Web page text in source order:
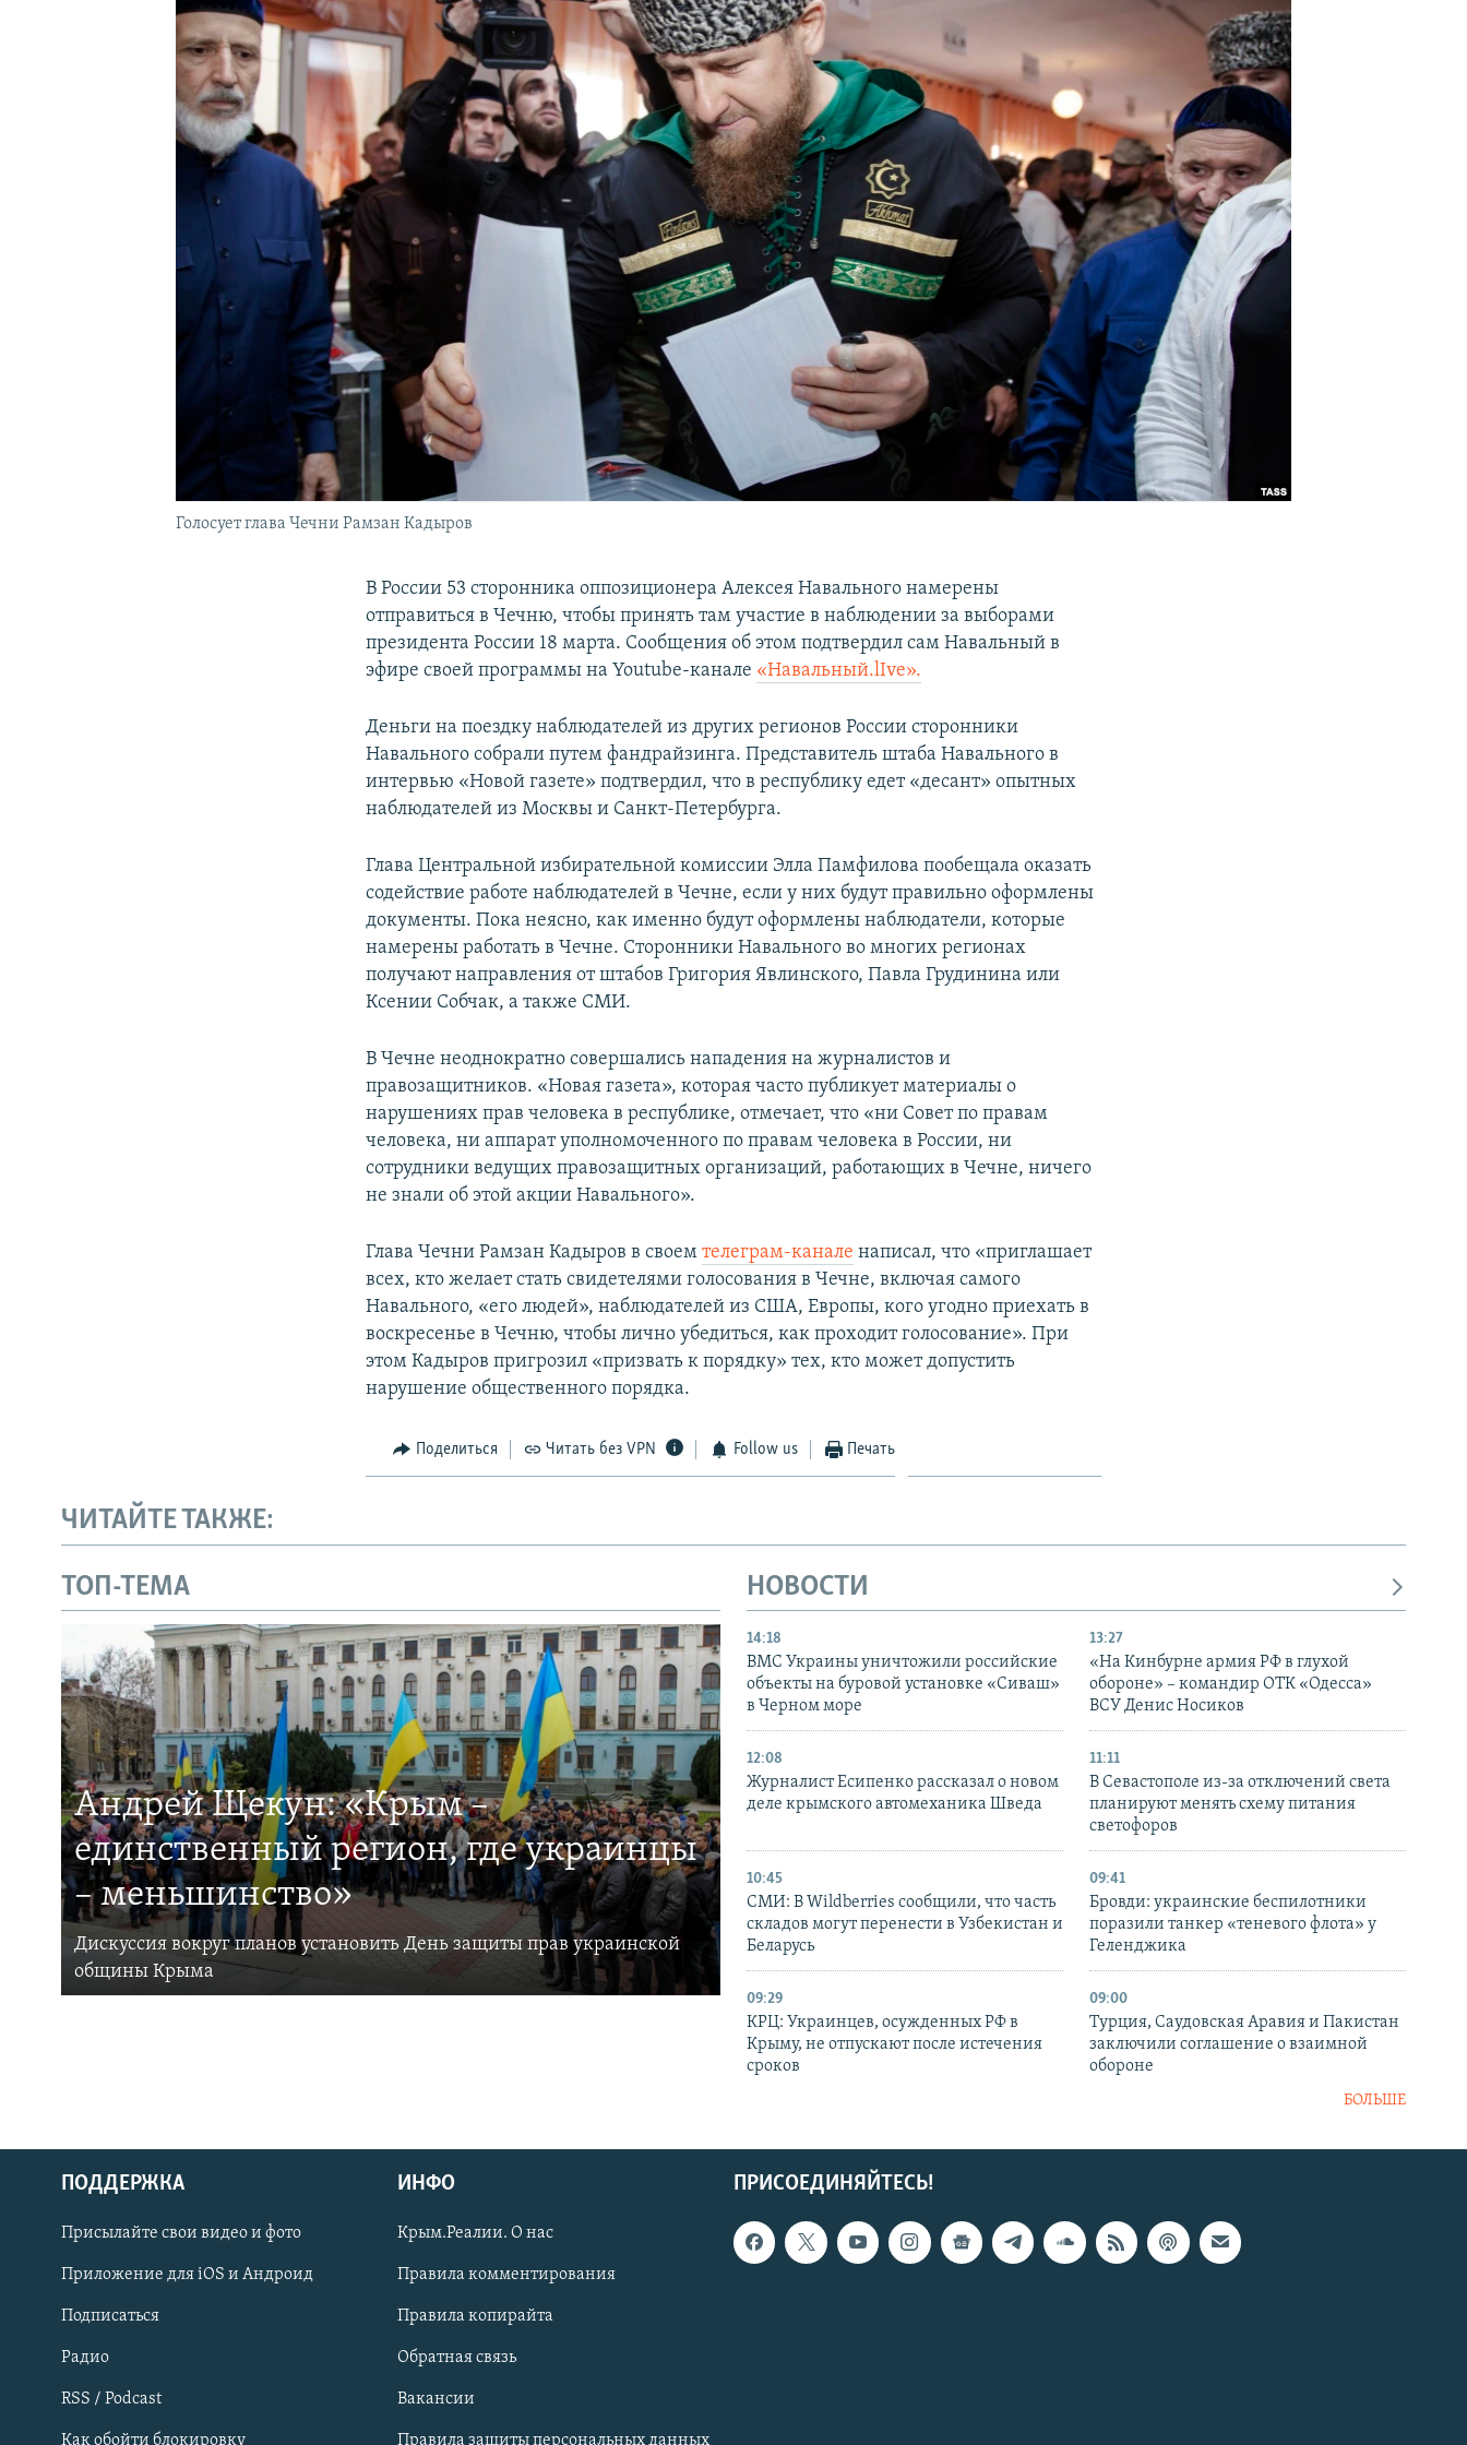
КРЫМ.НЕПОКОРЕННЫЙ
УКРАИНСКАЯ ПРОБЛЕМА КРЫМА
Українською
Qırımtatar
ПРИСОЕДИНЯЙТЕСЬ!
Голосует глава Чечни Рамзан Кадыров
В России 53 сторонника оппозиционера Алексея Навального намерены
отправиться в Чечню, чтобы принять там участие в наблюдении за выборами
президента России 18 марта. Сообщения об этом подтвердил сам Навальный в
эфире своей программы на Youtube-канале «Навальный.lIve».
Деньги на поездку наблюдателей из других регионов России сторонники
Навального собрали путем фандрайзинга. Представитель штаба Навального в
интервью «Новой газете» подтвердил, что в республику едет «десант» опытных
наблюдателей из Москвы и Санкт-Петербурга.
Глава Центральной избирательной комиссии Элла Памфилова пообещала оказать
содействие работе наблюдателей в Чечне, если у них будут правильно оформлены
документы. Пока неясно, как именно будут оформлены наблюдатели, которые
намерены работать в Чечне. Сторонники Навального во многих регионах
получают направления от штабов Григория Явлинского, Павла Грудинина или
Ксении Собчак, а также СМИ.
В Чечне неоднократно совершались нападения на журналистов и
правозащитников. «Новая газета», которая часто публикует материалы о
нарушениях прав человека в республике, отмечает, что «ни Совет по правам
человека, ни аппарат уполномоченного по правам человека в России, ни
сотрудники ведущих правозащитных организаций, работающих в Чечне, ничего
не знали об этой акции Навального».
Глава Чечни Рамзан Кадыров в своемтелеграм-канале написал, что «приглашает
всех, кто желает стать свидетелями голосования в Чечне, включая самого
Навального, «его людей», наблюдателей из США, Европы, кого угодно приехать в
воскресенье в Чечню, чтобы лично убедиться, как проходит голосование». При
этом Кадыров пригрозил «призвать к порядку» тех, кто может допустить
нарушение общественного порядка.
Поделиться Читать без VPN Follow us Печать
ЧИТАЙТЕ ТАКЖЕ:
ТОП-ТЕМА
Андрей Щекун: «Крым –
единственный регион, где украинцы
– меньшинство»
Дискуссия вокруг планов установить День защиты прав украинской
общины Крыма
НОВОСТИ
14:18
ВМС Украины уничтожили российские
объекты на буровой установке «Сиваш»
в Черном море
13:27
«На Кинбурне армия РФ в глухой
обороне» – командир ОТК «Одесса»
ВСУ Денис Носиков
12:08
Журналист Есипенко рассказал о новом
деле крымского автомеханика Шведа
11:11
В Севастополе из-за отключений света
планируют менять схему питания
светофоров
10:45
СМИ: В Wildberries сообщили, что часть
складов могут перенести в Узбекистан и
Беларусь
09:41
Бровди: украинские беспилотники
поразили танкер «теневого флота» у
Геленджика
09:29
КРЦ: Украинцев, осужденных РФ в
Крыму, не отпускают после истечения
сроков
09:00
Турция, Саудовская Аравия и Пакистан
заключили соглашение о взаимной
обороне
БОЛЬШЕ
ПРИСОЕДИНЯЙТЕСЬ!
ПОДДЕРЖКА
Присылайте свои видео и фото
Приложение для iOS и Андроид
Подписаться
Радио
RSS / Podcast
Как обойти блокировку
ИНФО
Крым.Реалии. О нас
Правила комментирования
Правила копирайта
Обратная связь
Вакансии
Правила защиты персональных данных